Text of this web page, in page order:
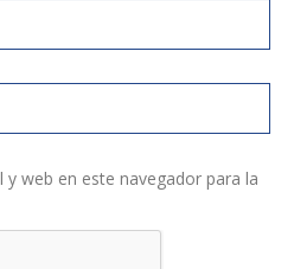
web en este navegador para la